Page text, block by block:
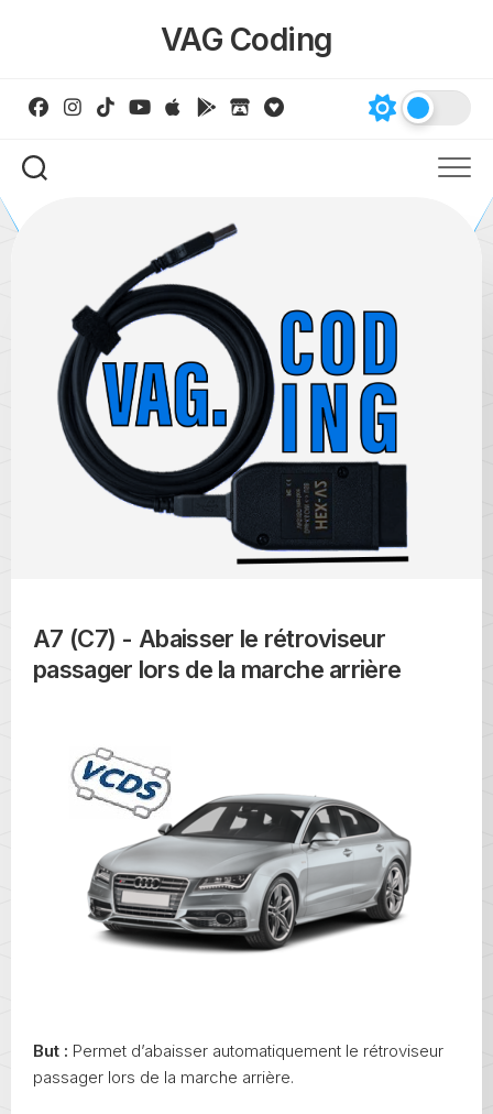
VAG Coding
A7 (C7) - Abaisser le rétroviseur
passager lors de la marche arrière
But : Permet d’abaisser automatiquement le rétroviseur
passager lors de la marche arrière.